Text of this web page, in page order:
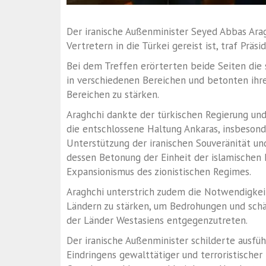
Der iranische Außenminister Seyed Abbas
Vertretern in die Türkei gereist ist, traf
Bei dem Treffen erörterten beide Seiten die
in verschiedenen Bereichen und betonten
Bereichen zu stärken.
Araghchi dankte der türkischen Regierung
die entschlossene Haltung Ankaras,
Unterstützung der iranischen Souveränität
dessen Betonung der Einheit der
Expansionismus des zionistischen Regimes.
Araghchi unterstrich zudem die
Ländern zu stärken, um Bedrohungen und
der Länder Westasiens entgegenzutreten.
Der iranische Außenminister schilderte
Eindringens gewalttätiger und